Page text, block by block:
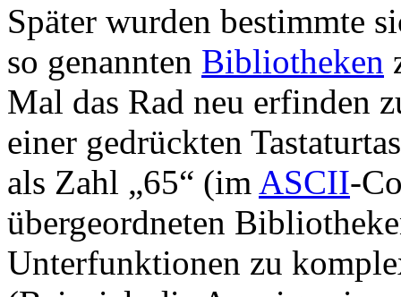
Später wurden bestimmte
so genannten Bibliotheken
Mal das Rad neu erfinden
einer gedrückten
als Zahl „65“ (im ASCII-
übergeordneten
Unterfunktionen zu